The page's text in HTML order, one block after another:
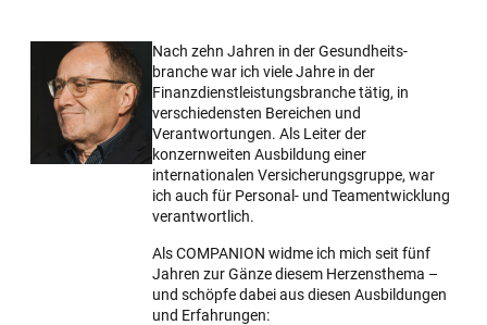
Nach zehn Jahren in der Gesundheits­
branche war ich viele Jahre in der
Finanzdienst­leistungs­branche tätig, in
verschiedensten Bereichen und
Verantwortungen. Als Leiter der
konzernweiten Ausbildung einer
internationalen Versicherungs­gruppe, war
ich auch für Personal- und Teamentwicklung
verantwortlich.
Als COMPANION widme ich mich seit fünf
Jahren zur Gänze diesem Herzensthema –
und schöpfe dabei aus diesen Ausbildungen
und Erfahrungen: